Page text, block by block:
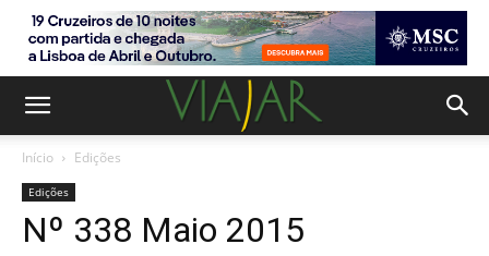
Início Edições
Edições
Nº 338 Maio 2015